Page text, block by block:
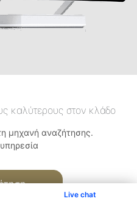
Live chat
καλύτερους στον κλάδο
μηχανή αναζήτησης.